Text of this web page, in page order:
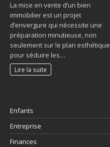
La mise en vente d’un bien
immobilier est un projet
d’envergure qui nécessite une
préparation minutieuse, non
seulement sur le plan esthétique
pour séduire les…
Lire la suite
Enfants
Entreprise
Finances